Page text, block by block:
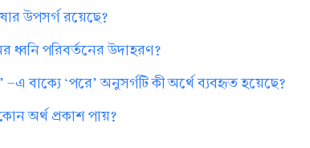
উপসর্গ রয়েছে?
পরিবর্তনের উদাহরণ?
বাক্যে ‘পরে’ অনুসর্গটি কী অর্থে ব্যবহৃত হয়েছে?
কোন অর্থ প্রকাশ পায়?